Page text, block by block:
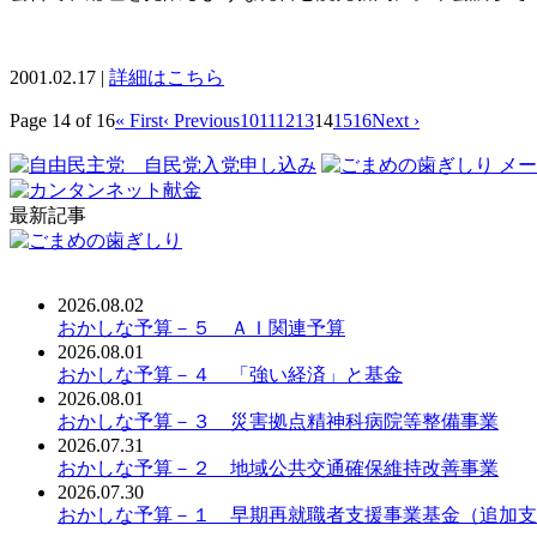
2001.02.17 | 詳細はこちら
Page 14 of 16« First‹ Previous10111213141516Next ›
最新記事
2026.08.02
おかしな予算－５ ＡＩ関連予算
2026.08.01
おかしな予算－４ 「強い経済」と基金
2026.08.01
おかしな予算－３ 災害拠点精神科病院等整備事業
2026.07.31
おかしな予算－２ 地域公共交通確保維持改善事業
2026.07.30
おかしな予算－１ 早期再就職者支援事業基金（追加